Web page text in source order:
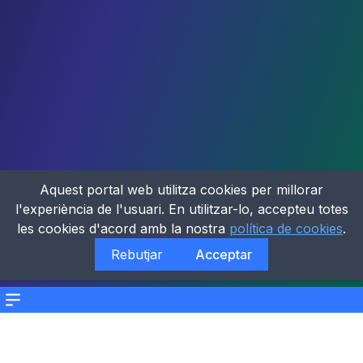
Menu
Aquest portal web utilitza cookies per millorar
l'experiència de l'usuari. En utilitzar-lo, accepteu totes
les cookies d'acord amb la nostra política de cookies.
Rebutjar
Acceptar